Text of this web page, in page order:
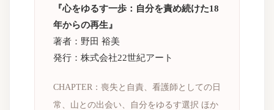
『心をゆるす一歩：自分を責め続けた18
年からの再生』
著者：野田 裕美
発行：株式会社22世紀アート
CHAPTER：喪失と自責、看護師としての日
常、山との出会い、自分をゆるす選択 ほか